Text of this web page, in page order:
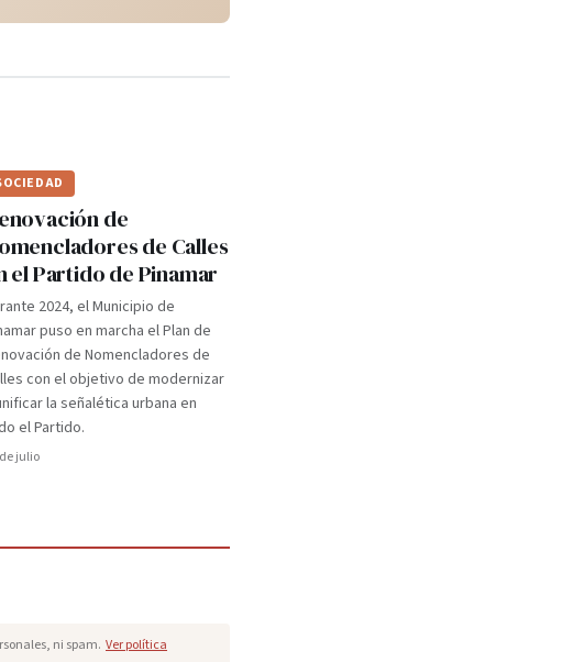
de
de Calles
el Partido de Pinamar
2024, el Municipio de
puso en marcha el Plan de
de Nomencladores de
con el objetivo de modernizar
la señalética urbana en
el Partido.
julio
ni spam. Ver política